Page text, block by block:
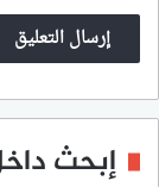
إبحث